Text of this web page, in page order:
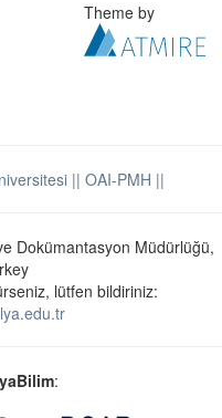
Theme by
|| OAI-PMH ||
Dokümantasyon Müdürlüğü,
lütfen bildiriniz:
: